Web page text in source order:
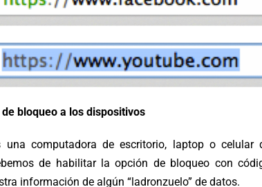
bloqueo a los dispositivos
computadora de escritorio, laptop o celular
de habilitar la opción de bloqueo con
información de algún “ladronzuelo” de datos.